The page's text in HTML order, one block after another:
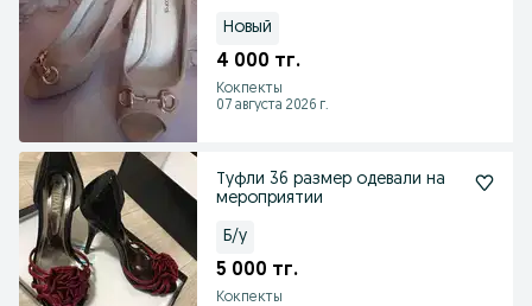
Новый
4 000 тг.
Кокпекты
07 августа 2026 г.
Туфли 36 размер одевали на
мероприятии
Б/у
5 000 тг.
Кокпекты